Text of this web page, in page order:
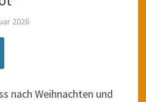
2026
nach Weihnachten und